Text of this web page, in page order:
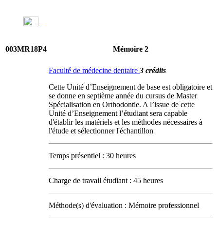
003MR18P4 Mémoire 2
Faculté de médecine dentaire 3 crédits
Cette Unité d’Enseignement de base est obligatoire et
se donne en septième année du cursus de Master
Spécialisation en Orthodontie. A l’issue de cette
Unité d’Enseignement l’étudiant sera capable
d'établir les matériels et les méthodes nécessaires à
l'étude et sélectionner l'échantillon
Temps présentiel : 30 heures
Charge de travail étudiant : 45 heures
Méthode(s) d'évaluation : Mémoire professionnel